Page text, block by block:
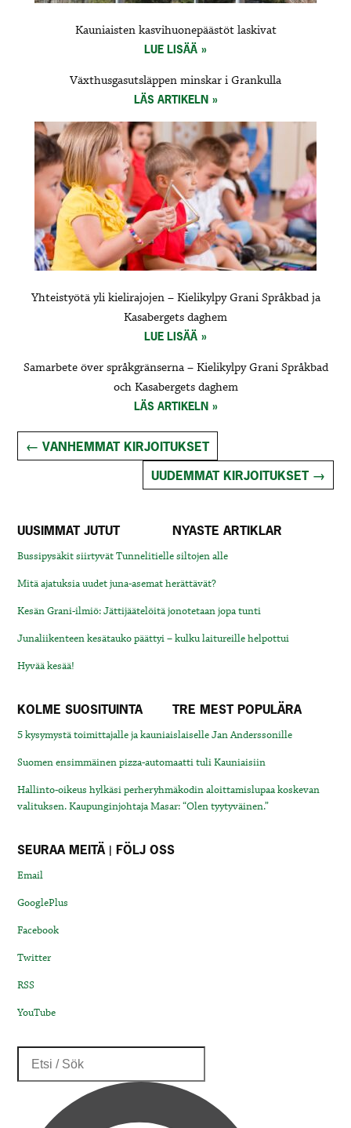
Kauniaisten kasvihuonepäästöt laskivat
LUE LISÄÄ
Växthusgasutsläppen minskar i Grankulla
LÄS ARTIKELN
Yhteistyötä yli kielirajojen – Kielikylpy Grani Språkbad ja
Kasabergets daghem
LUE LISÄÄ
Samarbete över språkgränserna – Kielikylpy Grani Språkbad
och Kasabergets daghem
LÄS ARTIKELN
Posts
navigation
← VANHEMMAT KIRJOITUKSET
UUDEMMAT KIRJOITUKSET →
UUSIMMAT JUTUT NYASTE ARTIKLAR
Bussipysäkit siirtyvät Tunnelitielle siltojen alle
Mitä ajatuksia uudet juna-asemat herättävät?
Kesän Grani-ilmiö: Jättijäätelöitä jonotetaan jopa tunti
Junaliikenteen kesätauko päättyi – kulku laitureille helpottui
Hyvää kesää!
KOLME SUOSITUINTA TRE MEST POPULÄRA
5 kysymystä toimittajalle ja kauniaislaiselle Jan Anderssonille
Suomen ensimmäinen pizza-automaatti tuli Kauniaisiin
Hallinto-oikeus hylkäsi perheryhmäkodin aloittamislupaa koskevan
valituksen. Kaupunginjohtaja Masar: “Olen tyytyväinen.”
SEURAA MEITÄ | FÖLJ OSS
Email
GooglePlus
Facebook
Twitter
RSS
YouTube